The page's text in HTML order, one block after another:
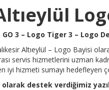
3 – Logo Tiger 3 – Logo
Altıeylül – Logo Bayisi
servis hizmetlerini uzman
iyi hizmeti sumayı hedefleyen
destek verdiğimiz